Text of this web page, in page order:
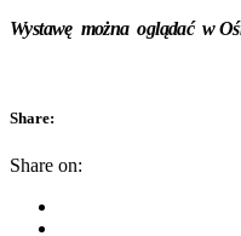
Wystawę można oglądać w
Share:
Share on: